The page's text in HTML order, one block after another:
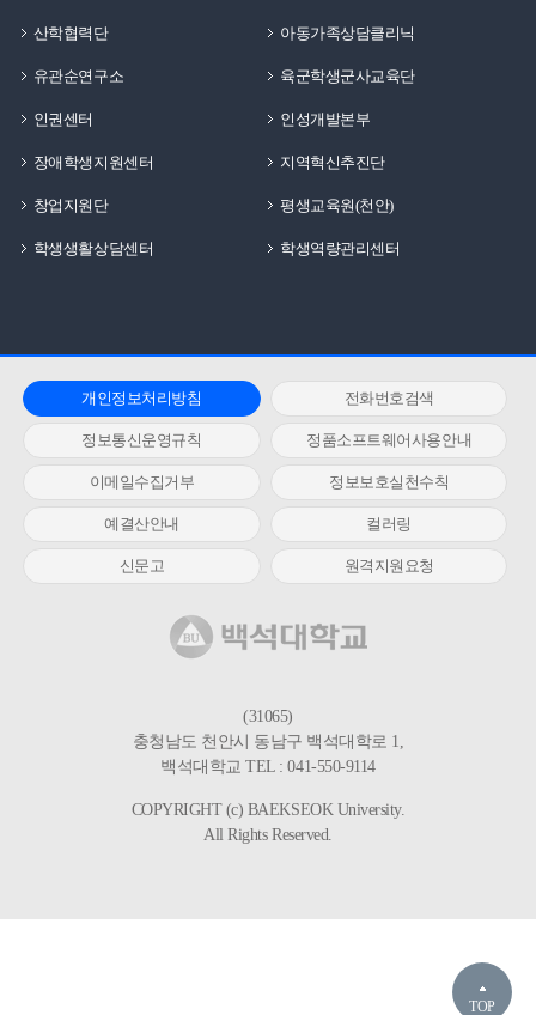
산학협력단 아동가족상담클리닉
유관순연구소 육군학생군사교육단
인권센터 인성개발본부
장애학생지원센터 지역혁신추진단
창업지원단 평생교육원(천안)
학생생활상담센터 학생역량관리센터
개인정보처리방침 전화번호검색
정보통신운영규칙 정품소프트웨어사용안내
이메일수집거부 정보보호실천수칙
예결산안내 컬러링
신문고 원격지원요청
(31065)
충청남도 천안시 동남구 백석대학로 1,
백석대학교 TEL : 041-550-9114
COPYRIGHT (c) BAEKSEOK University.
All Rights Reserved.
TOP